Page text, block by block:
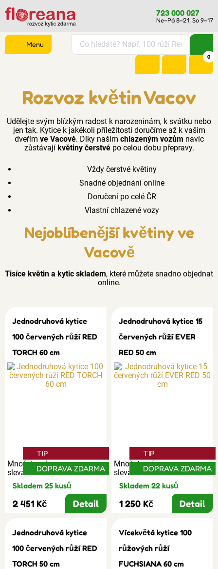
723 000 027
Ne–Pá 8–21, So 9–17
0
Menu
Rozvoz květin Vacov
Udělejte svým blízkým radost k narozeninám, k svátku nebo
jen tak. Kytice k jakékoli příležitosti doručíme až k vašim
dveřím ve Vacově. Díky našim chlazeným vozům navíc
zůstávají květiny čerstvépo celou dobu přepravy.
Vždy čerstvé květiny
Snadné objednání online
Doručení po celé ČR
Vlastní chlazené vozy
Nejoblíbenější květiny ve
Vacově
Tisíce květin a kytic skladem, které můžete snadno objednat
online.
Jednodruhová kytice
100 červených růží RED
TORCH 60 cm
Množstevní
sleva 30%
TIP
DOPRAVA ZDARMA
Skladem 25 kusů
2 451 Kč Detail
Jednodruhová kytice 15
červených růží EVER
RED 50 cm
Množstevní
sleva 3%
TIP
DOPRAVA ZDARMA
Skladem 22 kusů
1 250 Kč Detail
Jednodruhová kytice
100 červených růží RED
TORCH 50 cm
Vícekvětá kytice 100
růžových růží
FUCHSIANA 60 cm